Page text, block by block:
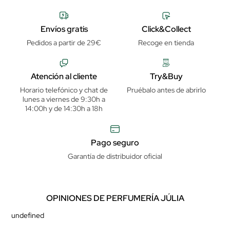
Envíos gratis
Pedidos a partir de 29€
Click&Collect
Recoge en tienda
Atención al cliente
Horario telefónico y chat de
lunes a viernes de 9:30h a
14:00h y de 14:30h a 18h
Try&Buy
Pruébalo antes de abrirlo
Pago seguro
Garantía de distribuidor oficial
OPINIONES DE PERFUMERÍA JÚLIA
undefined